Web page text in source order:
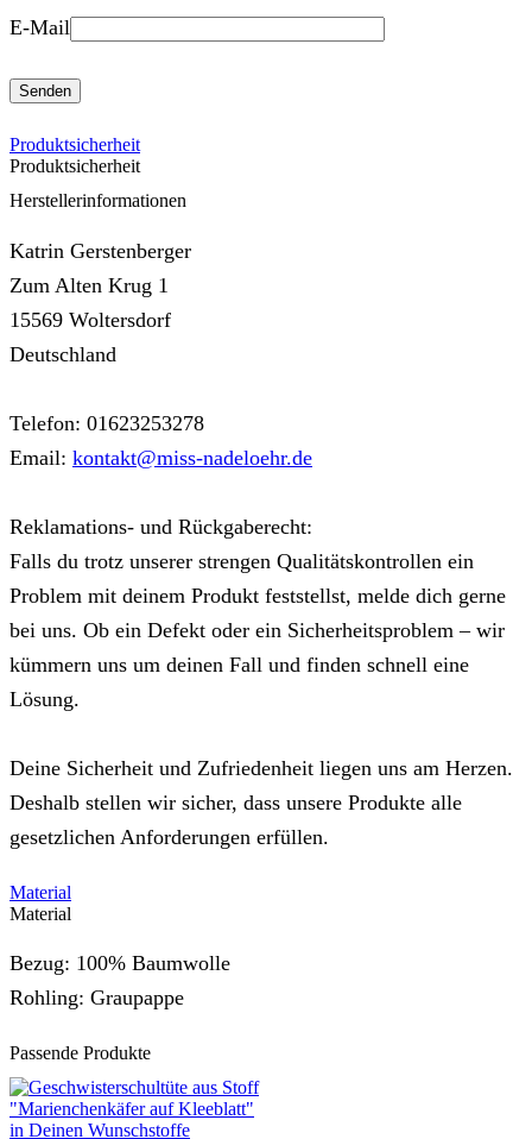
E-Mail
Produktsicherheit
Produktsicherheit
Herstellerinformationen
Katrin Gerstenberger
Zum Alten Krug 1
15569 Woltersdorf
Deutschland
Telefon: 01623253278
Email: kontakt@miss-nadeloehr.de
Reklamations- und Rückgaberecht:
Falls du trotz unserer strengen Qualitätskontrollen ein
Problem mit deinem Produkt feststellst, melde dich gerne
bei uns. Ob ein Defekt oder ein Sicherheitsproblem – wir
kümmern uns um deinen Fall und finden schnell eine
Lösung.
Deine Sicherheit und Zufriedenheit liegen uns am Herzen.
Deshalb stellen wir sicher, dass unsere Produkte alle
gesetzlichen Anforderungen erfüllen.
Material
Material
Bezug: 100% Baumwolle
Rohling: Graupappe
Passende Produkte